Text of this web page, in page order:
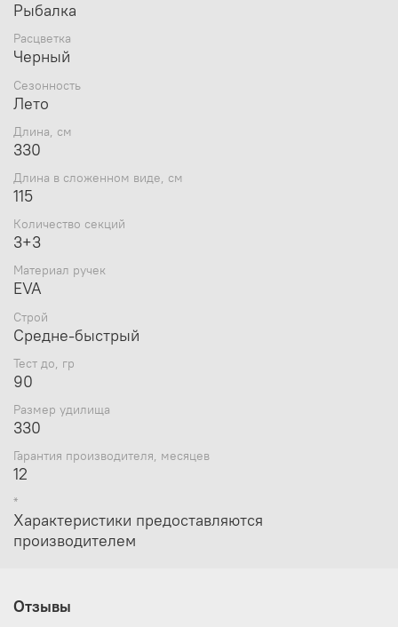
Проволочная петелька для крепления крючка
Три сменные вершинки 30, 60, 90 грамм
Рыбалка
Расцветка
Черный
Сезонность
Лето
Длина, см
330
Длина в сложенном виде, см
115
Количество секций
3+3
Материал ручек
EVA
Строй
Средне-быстрый
Тест до, гр
90
Размер удилища
330
Гарантия производителя, месяцев
12
*
Характеристики предоставляются
производителем
Отзывы